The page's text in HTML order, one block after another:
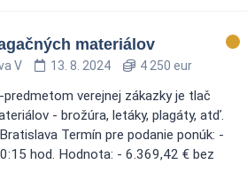
materiálov
V 13. 8. 2024 4 250 eur
verejnej zákazky je tlač
- brožúra, letáky, plagáty, atď.
Termín pre podanie ponúk: -
hod. Hodnota: - 6.369,42 € bez